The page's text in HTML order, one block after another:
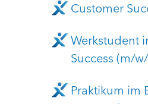
Customer
Werkstudent
Success (m/
Praktikum im